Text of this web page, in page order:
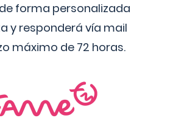
forma personalizada
y responderá vía mail
máximo de 72 horas.